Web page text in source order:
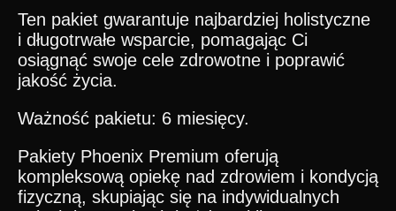
Ten pakiet gwarantuje najbardziej holistyczne
i długotrwałe wsparcie, pomagając Ci
osiągnąć swoje cele zdrowotne i poprawić
jakość życia.
Ważność pakietu: 6 miesięcy.
Pakiety Phoenix Premium oferują
kompleksową opiekę nad zdrowiem i kondycją
fizyczną, skupiając się na indywidualnych